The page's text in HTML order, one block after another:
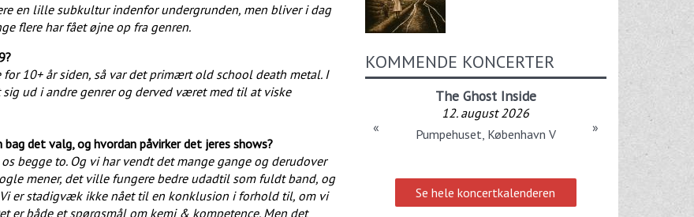
en lille subkultur indenfor undergrunden, men bliver i dag
flere har fået øjne op fra genren.
10+ år siden, så var det primært old school death metal. I
ud i andre genrer og derved været med til at viske
det valg, og hvordan påvirker det jeres shows?
begge to. Og vi har vendt det mange gange og derudover
mener, det ville fungere bedre udadtil som fuldt band, og
er stadigvæk ikke nået til en konklusion i forhold til, om vi
både et spørgsmål om kemi & kompetence. Men det
KOMMENDE KONCERTER
The Ghost Inside
12. august 2026
Pumpehuset, København V
« »
Se hele koncertkalenderen